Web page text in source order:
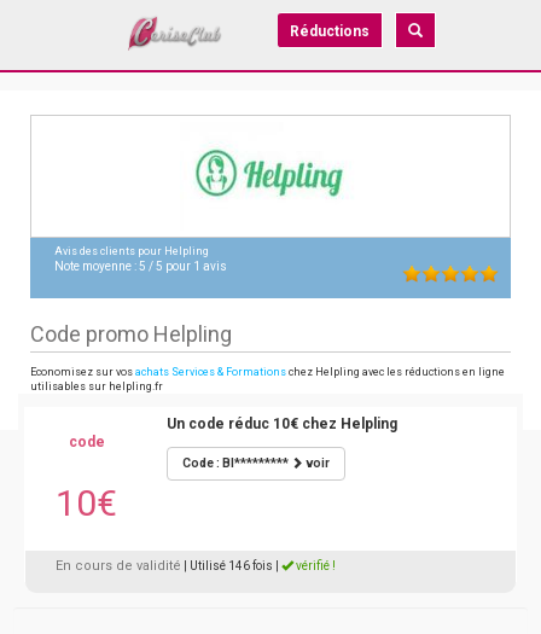
Réductions
Avis des clients pour Helpling
Note moyenne :5 /5 pour 1 avis
Code promo Helpling
Economisez sur vos achats Services & Formations chez Helpling avec les réductions en ligne
utilisables sur helpling.fr
code
10€
Un code réduc 10€ chez Helpling
Code : BI********* voir
En cours de validité | Utilisé 146 fois vérifié !